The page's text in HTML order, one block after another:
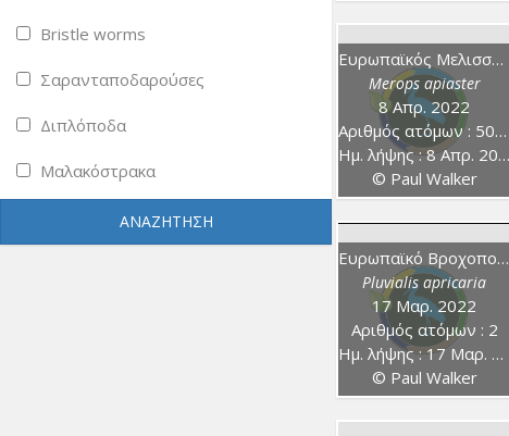
Bristle worms
Σαρανταποδαρούσες
Διπλόποδα
Μαλακόστρακα
ΑΝΑΖΉΤΗΣΗ
Ευρωπαϊκός Μελισσοφάγος
Merops apiaster
8 Απρ. 2022
Αριθμός ατόμων : 50-100
Ημ. λήψης : 8 Απρ. 2022
© Paul Walker
Ευρωπαϊκό Βροχοπούλι
Pluvialis apricaria
17 Μαρ. 2022
Αριθμός ατόμων : 2
Ημ. λήψης : 17 Μαρ. 2022
© Paul Walker